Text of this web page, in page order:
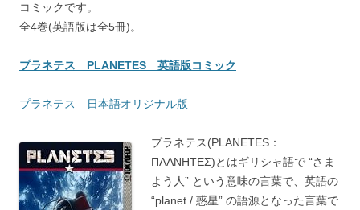
コミックです。
全4巻(英語版は全5冊)。
プラネテス PLANETES 英語版コミック
プラネテス 日本語オリジナル版
プラネテス(PLANETES：
ΠΛΑΝΗΤΕΣ)とはギリシャ語で “さま
よう人” という意味の言葉で、英語の
“planet / 惑星” の語源となった言葉で